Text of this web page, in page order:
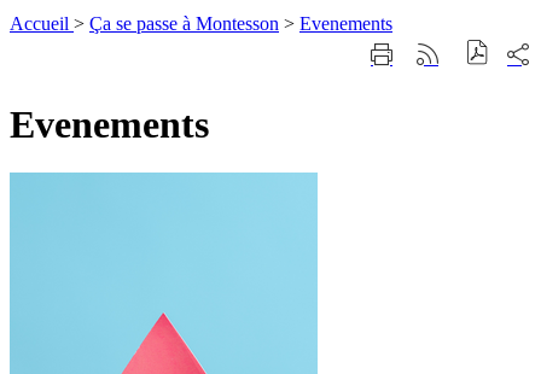
Accueil > Ça se passe à Montesson > Evenements
ImprimerGénérer
sur
Evenements